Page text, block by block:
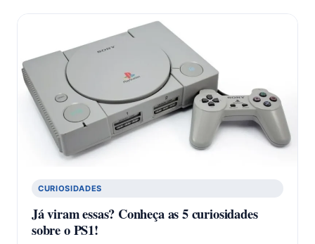
CURIOSIDADES
Já viram essas? Conheça as 5 curiosidades
sobre o PS1!